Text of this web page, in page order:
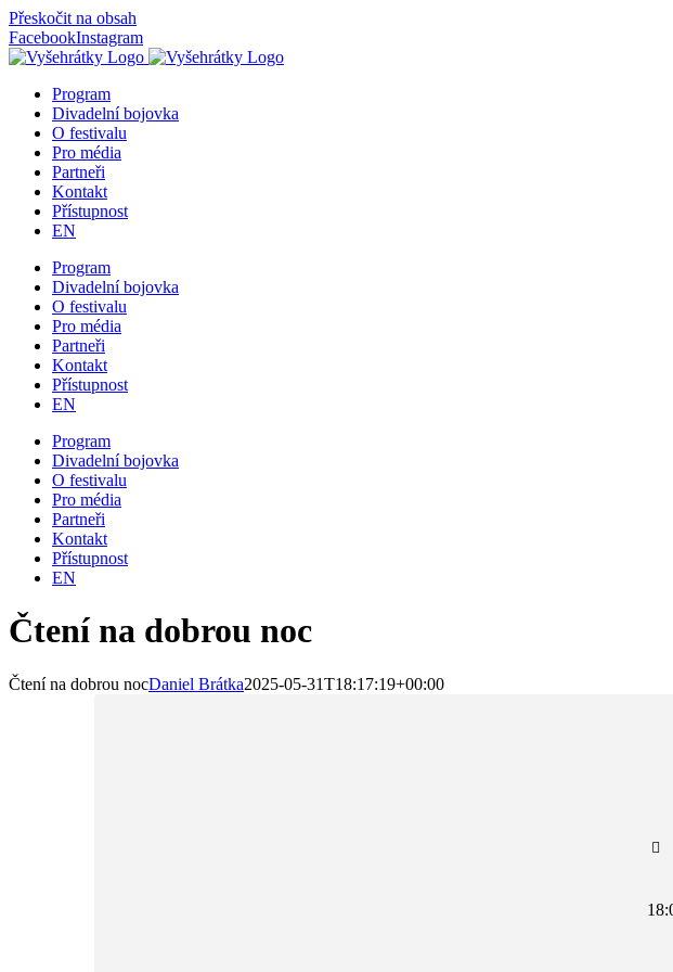
Přeskočit na obsah
FacebookInstagram
Program
Divadelní bojovka
O festivalu
Pro média
Partneři
Kontakt
Přístupnost
EN
Program
Divadelní bojovka
O festivalu
Pro média
Partneři
Kontakt
Přístupnost
EN
Program
Divadelní bojovka
O festivalu
Pro média
Partneři
Kontakt
Přístupnost
EN
Čtení na dobrou noc
Čtení na dobrou nocDaniel Brátka2025-05-31T18:17:19+00:00